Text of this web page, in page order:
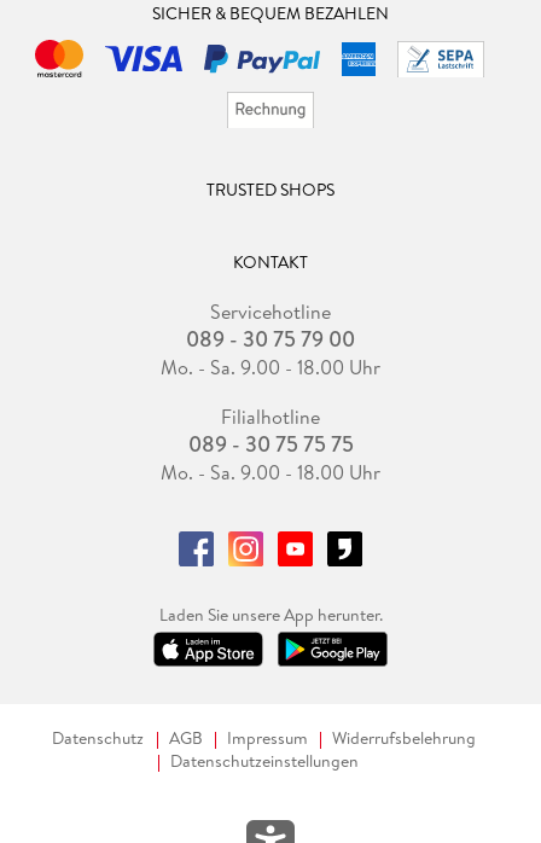
SICHER & BEQUEM BEZAHLEN
TRUSTED SHOPS
KONTAKT
Servicehotline
089 - 30 75 79 00
Mo. - Sa. 9.00 - 18.00 Uhr
Filialhotline
089 - 30 75 75 75
Mo. - Sa. 9.00 - 18.00 Uhr
Laden Sie unsere App herunter.
Datenschutz AGB Impressum
Widerrufsbelehrung
Datenschutzeinstellungen